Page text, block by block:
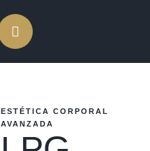
ESTÉTICA CORPORAL
AVANZADA